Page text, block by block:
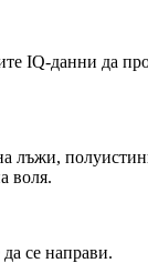
IQ-данни да
лъжи,
воля.
се направи.